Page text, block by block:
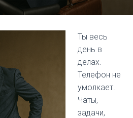
Ты весь
день в
делах.
Телефон не
умолкает.
Чаты,
задачи,